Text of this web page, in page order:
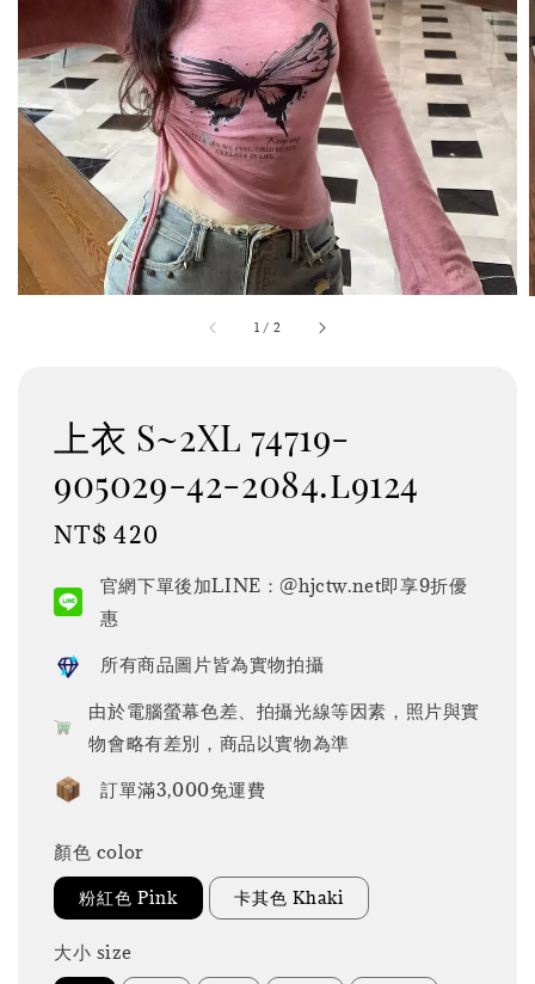
1 / 2
上衣 S~2XL 74719-
905029-42-2084.l9124
Regular
NT$ 420
官網下單後加LINE：@hjctw.net即享9折優
惠
所有商品圖片皆為實物拍攝
由於電腦螢幕色差、拍攝光線等因素，照片與實
物會略有差別，商品以實物為準
訂單滿3,000免運費
顏色 color
粉紅色 Pink 卡其色 Khaki
大小 size